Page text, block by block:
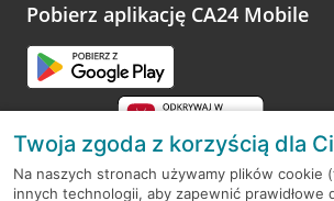
Pobierz aplikację CA24 Mobile
Twoja zgoda z korzyścią dla
Na naszych stronach używamy plików cookie
innych technologii, aby zapewnić prawidłowe